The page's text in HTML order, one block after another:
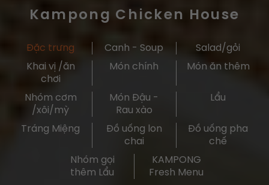
Kampong Chicken House
Đặc trưng Canh - Soup
Salad/gỏi
Khai vị /ăn
chơi
Món chính Món ăn thêm
Nhóm cơm
/xôi/mỳ
Món Đậu -
Rau xào
Lẩu
Tráng Miệng
Đồ uống lon
chai
Đồ uống pha
chế
Nhóm gọi
thêm Lẩu
KAMPONG
Fresh Menu